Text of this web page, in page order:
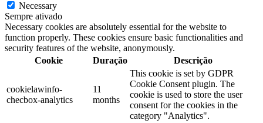
Necessary
Sempre ativado
Necessary cookies are absolutely essential for the website to
function properly. These cookies ensure basic functionalities and
security features of the website, anonymously.
Cookie
Duração Descrição
cookielawinfo-
checbox-analytics
11
months
This cookie is set by GDPR
Cookie Consent plugin. The
cookie is used to store the user
consent for the cookies in the
category "Analytics".